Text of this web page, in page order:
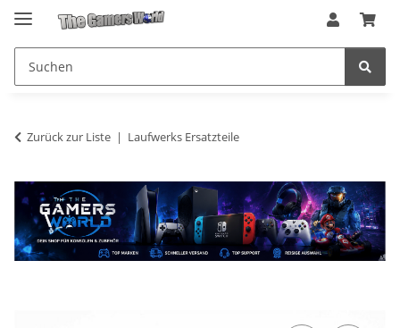
Zurück zur Liste Laufwerks Ersatzteile